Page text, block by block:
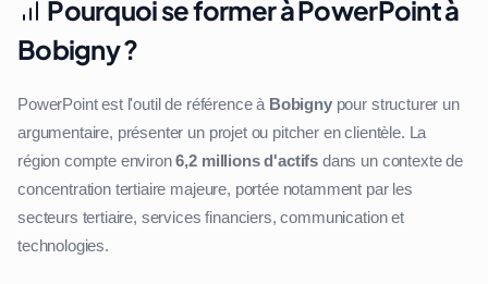
Pourquoi se former à PowerPoint à
Bobigny ?
PowerPoint est l'outil de référence à Bobignypour structurer un
argumentaire, présenter un projet ou pitcher en clientèle. La
région compte environ6,2 millions d'actifs dans un contexte de
concentration tertiaire majeure, portée notamment par les
secteurs tertiaire, services financiers, communication et
technologies.